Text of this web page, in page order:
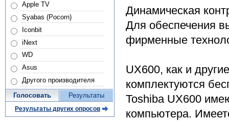
Динамическая
Для обеспечения
фирменные
UX600, как и
комплектуются
Toshiba UX600
компьютера.
Apple TV
Syabas (Pocorn)
Iconbit
iNext
WD
Asus
Другого производителя
Голосовать Результаты
Результаты других опросов